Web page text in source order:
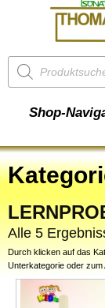
Shop-
Alle 5
Durch klicken auf das
Unterkategorie oder zum